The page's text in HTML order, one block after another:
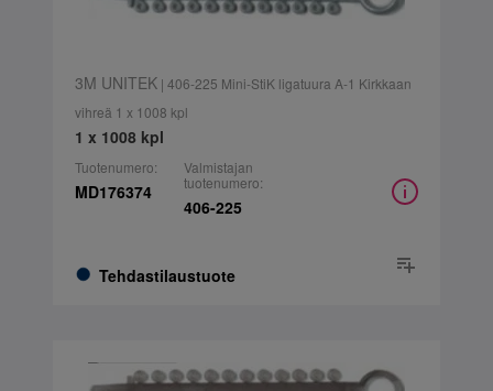
3M UNITEK| 406-225 Mini-StiK ligatuura A-1 Kirkkaan
vihreä 1 x 1008 kpl
1 x 1008 kpl
Tuotenumero:
MD176374
Tehdastilaustuote
Valmistajan
tuotenumero:
406-225